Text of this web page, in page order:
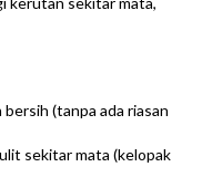
bersih (tanpa ada riasan
sekitar mata (kelopak